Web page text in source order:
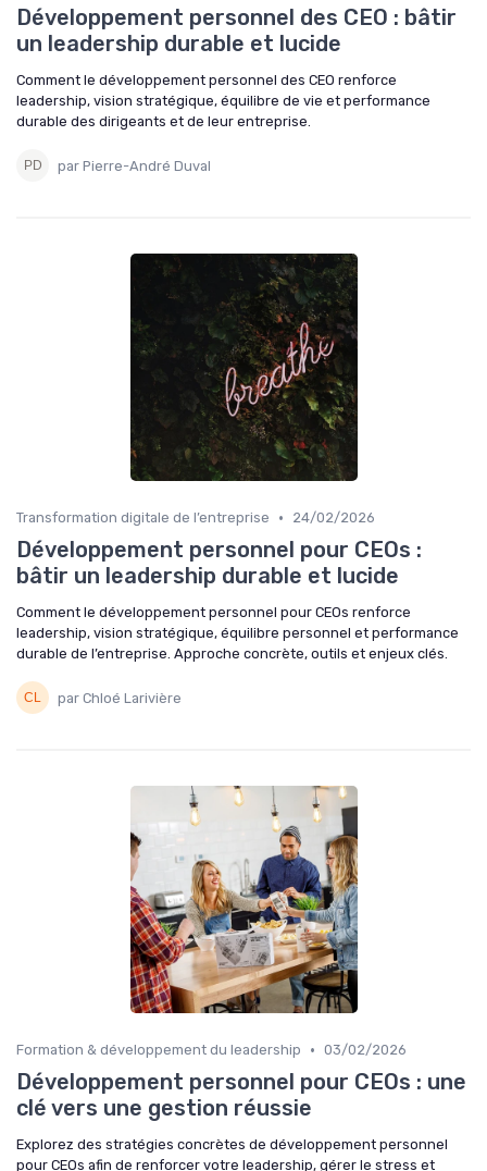
Développement personnel des CEO : bâtir
un leadership durable et lucide
Comment le développement personnel des CEO renforce
leadership, vision stratégique, équilibre de vie et performance
durable des dirigeants et de leur entreprise.
par Pierre-André Duval
Transformation digitale de l’entreprise • 24/02/2026
Développement personnel pour CEOs :
bâtir un leadership durable et lucide
Comment le développement personnel pour CEOs renforce
leadership, vision stratégique, équilibre personnel et performance
durable de l’entreprise. Approche concrète, outils et enjeux clés.
par Chloé Larivière
Formation & développement du leadership • 03/02/2026
Développement personnel pour CEOs : une
clé vers une gestion réussie
Explorez des stratégies concrètes de développement personnel
pour CEOs afin de renforcer votre leadership, gérer le stress et